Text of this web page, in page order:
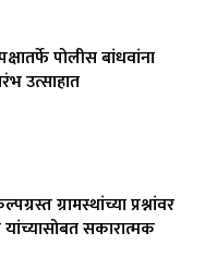
पक्षातर्फे पोलीस बांधवांना
उत्साहात
ग्रामस्थांच्या प्रश्नांवर
यांच्यासोबत सकारात्मक